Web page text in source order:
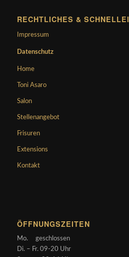
RECHTLICHES &
Impressum
Datenschutz
Home
Toni Asaro
Salon
Stellenangebot
Frisuren
Extensions
Kontakt
ÖFFNUNGSZEITEN
Mo. geschlossen
Di. – Fr. 09-20 Uhr